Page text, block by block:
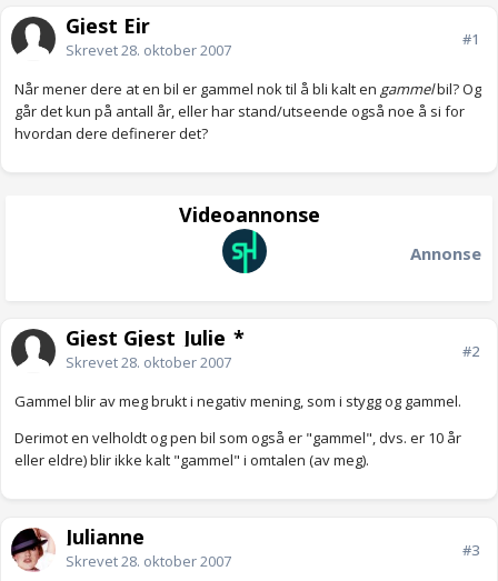
Gjest Eir
Skrevet28. oktober 2007
#1
Når mener dere at en bil er gammel nok til å bli kalt en gammelbil? Og
går det kun på antall år, eller har stand/utseende også noe å si for
hvordan dere definerer det?
Videoannonse
Annonse
Gjest Gjest_Julie_*
Skrevet28. oktober 2007
#2
Gammel blir av meg brukt i negativ mening, som i stygg og gammel.
Derimot en velholdt og pen bil som også er "gammel", dvs. er 10 år
eller eldre) blir ikke kalt "gammel" i omtalen (av meg).
Julianne
Skrevet28. oktober 2007
#3